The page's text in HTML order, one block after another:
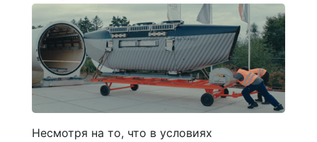
Несмотря на то, что в условиях